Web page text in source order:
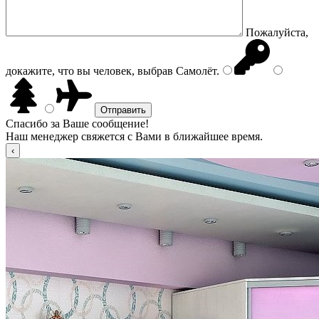
Пожалуйста,
докажите, что вы человек, выбрав Самолёт.
Спасибо за Ваше сообщение!
Наш менеджер свяжется с Вами в ближайшее время.